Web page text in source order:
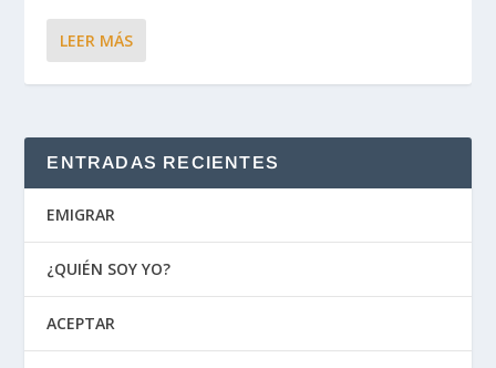
LEER MÁS
ENTRADAS RECIENTES
EMIGRAR
¿QUIÉN SOY YO?
ACEPTAR